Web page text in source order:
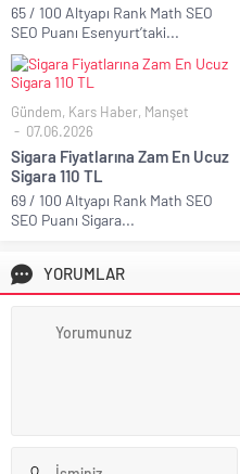
65 / 100 Altyapı Rank Math SEO
SEO Puanı Esenyurt’taki...
Gündem, Kars Haber, Manşet
07.06.2026
Sigara Fiyatlarına Zam En Ucuz
Sigara 110 TL
69 / 100 Altyapı Rank Math SEO
SEO Puanı Sigara...
YORUMLAR